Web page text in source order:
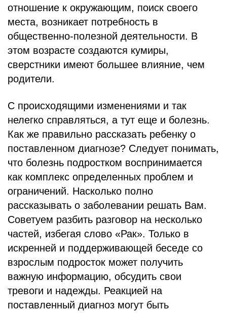
отношение к окружающим, поиск своего
места, возникает потребность в
общественно-полезной деятельности. В
этом возрасте создаются кумиры,
сверстники имеют большее влияние, чем
родители.
С происходящими изменениями и так
нелегко справляться, а тут еще и болезнь.
Как же правильно рассказать ребенку о
поставленном диагнозе? Следует понимать,
что болезнь подростком воспринимается
как комплекс определенных проблем и
ограничений. Насколько полно
рассказывать о заболевании решать Вам.
Советуем разбить разговор на несколько
частей, избегая слово «Рак». Только в
искренней и поддерживающей беседе со
взрослым подросток может получить
важную информацию, обсудить свои
тревоги и надежды. Реакцией на
поставленный диагноз могут быть